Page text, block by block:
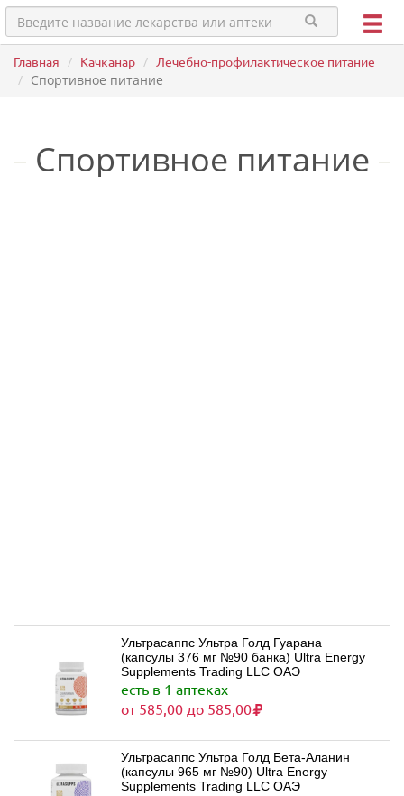
Главная Качканар Лечебно-профилактическое питание
Спортивное питание
Спортивное питание
Ультрасаппс Ультра Голд Гуарана
(капсулы 376 мг №90 банка) Ultra Energy
Supplements Trading LLC ОАЭ
есть в 1 аптеках
от 585,00 до 585,00
Ультрасаппс Ультра Голд Бета-Аланин
(капсулы 965 мг №90) Ultra Energy
Supplements Trading LLC ОАЭ